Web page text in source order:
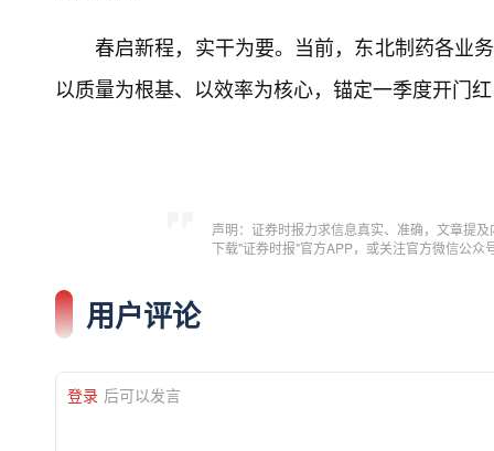
春启新程，实干为要。当前，东北制药各业
以质量为根基、以效率为核心，锚定一季度开门
声明：证券时报力求信息真实、准确，文章提
下载"证券时报"官方APP，或关注官方微信公
用户评论
登录 后可以发言